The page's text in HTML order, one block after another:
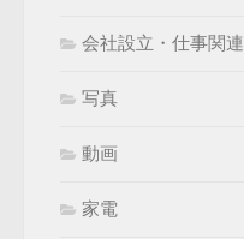
会社設立・仕事関連
写真
動画
家電